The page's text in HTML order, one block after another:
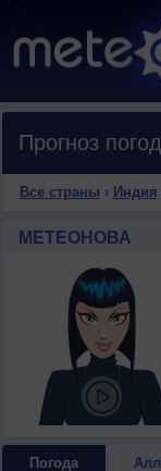
Прогноз
Все страны › Индия
МЕТЕОНОВА
Погода